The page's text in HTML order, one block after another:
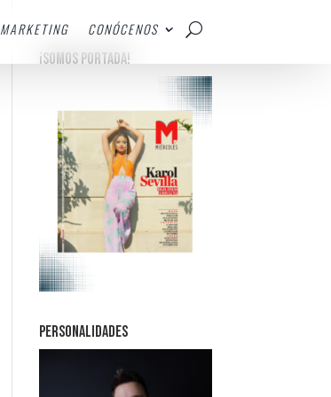
MARKETING
CONÓCENOS
¡SOMOS PORTADA!
PERSONALIDADES